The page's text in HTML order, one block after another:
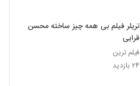
تریلر فیلم بی همه چیز ساخته محسن
قرایی
فیلم ترین
۲۴ بازدید